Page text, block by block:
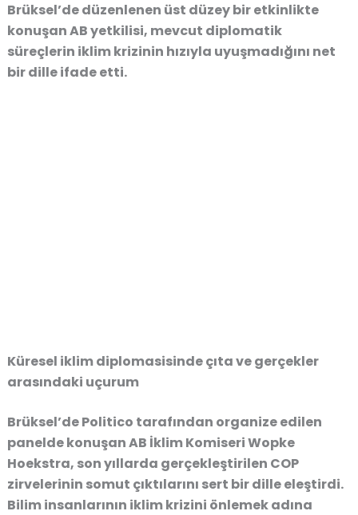
Brüksel’de düzenlenen üst düzey bir etkinlikte
konuşan AB yetkilisi, mevcut diplomatik
süreçlerin iklim krizinin hızıyla uyuşmadığını net
bir dille ifade etti.
Küresel iklim diplomasisinde çıta ve gerçekler
arasındaki uçurum
Brüksel’de Politico tarafından organize edilen
panelde konuşan AB İklim Komiseri Wopke
Hoekstra, son yıllarda gerçekleştirilen COP
zirvelerinin somut çıktılarını sert bir dille eleştirdi.
Bilim insanlarının iklim krizini önlemek adına